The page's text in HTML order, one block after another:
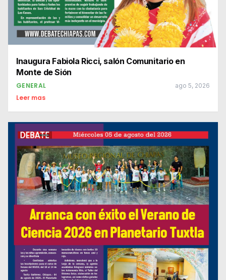
Inaugura Fabiola Ricci, salón Comunitario en
Monte de Sión
GENERAL ago 5, 2026
Leer mas